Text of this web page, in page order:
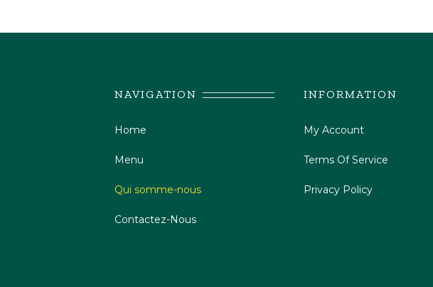
NAVIGATION
Home
Menu
Qui somme-nous
Contactez-Nous
INFORMATION
My Account
Terms Of Service
Privacy Policy